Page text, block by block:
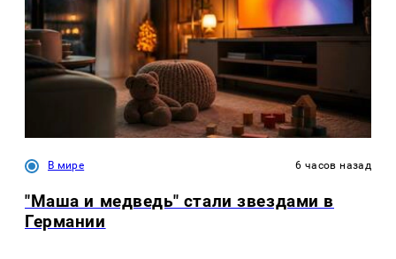
В мире 6 часов назад
"Маша и медведь" стали звездами в
Германии